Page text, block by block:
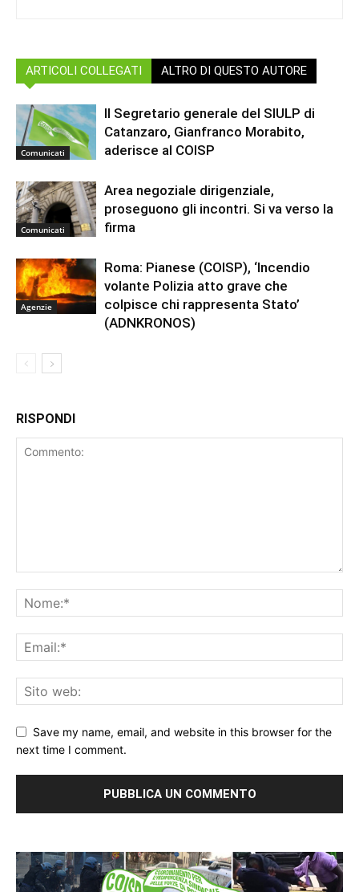
ARTICOLI COLLEGATI ALTRO DI QUESTO AUTORE
Comunicati
Il Segretario generale del SIULP di
Catanzaro, Gianfranco Morabito,
aderisce al COISP
Comunicati
Area negoziale dirigenziale,
proseguono gli incontri. Si va verso la
firma
Agenzie
Roma: Pianese (COISP), ‘Incendio
volante Polizia atto grave che
colpisce chi rappresenta Stato’
(ADNKRONOS)
RISPONDI
Save my name, email, and website in this browser for the
next time I comment.